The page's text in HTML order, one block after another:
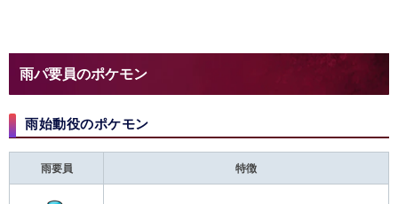
雨パ要員のポケモン
雨始動役のポケモン
雨要員 特徴